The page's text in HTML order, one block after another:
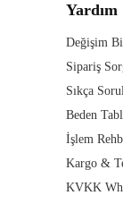
Yardım
Değişim
Sipariş
Sıkça
Beden
İşlem
Kargo &
KVKK